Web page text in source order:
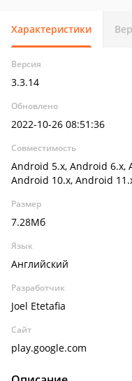
Характеристики
Версия
3.3.14
Обновлено
2022-10-26 08:51:36
Совместимость
Android 5.x, Android 6.x,
Android 10.x, Android
Размер
7.28Мб
Язык
Английский
Разработчик
Joel Etetafia
Сайт
play.google.com